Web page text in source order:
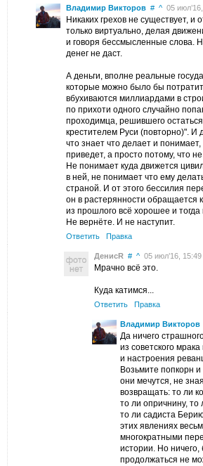
Владимир Викторов # ^ 05
Никаких грехов не существует, и
только виртуально, делая
и говоря бессмысленные слова.
денег не даст.
А деньги, вполне реальные
которые можно было бы
вбухиваются миллиардами в
по прихоти одного случайно
проходимца, решившего
крестителем Руси (повторно)". И
что знает что делает и понимает,
приведет, а просто потому, что
Не понимает куда движется
в ней, не понимает что ему
страной. И от этого бессилия
он в растерянности обращается
из прошлого всё хорошее и
Не вернёте. И не наступит.
Ответить Правка
ДенисR # ^ 05 июл’16, 15:49
Мрачно всё это.
Куда катимся...
Ответить Правка
Владимир Викторов
Да ничего
из советского
и настроения
Возьмите попкорн
они мечутся, не
возвращать: то ли
то ли опричнину,
то ли садиста
этих явлениях
многократными
истории. Но ничего,
продолжаться не